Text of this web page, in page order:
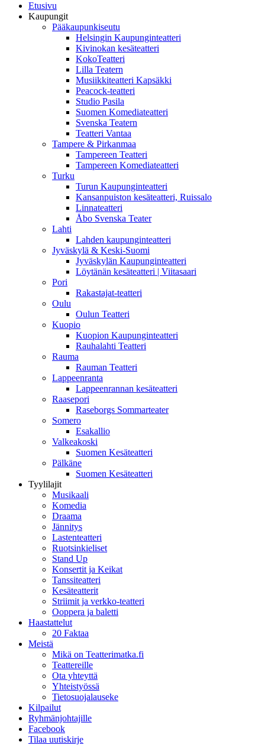
Etusivu
Kaupungit
Pääkaupunkiseutu
Helsingin Kaupunginteatteri
Kivinokan kesäteatteri
KokoTeatteri
Lilla Teatern
Musiikkiteatteri Kapsäkki
Peacock-teatteri
Studio Pasila
Suomen Komediateatteri
Svenska Teatern
Teatteri Vantaa
Tampere & Pirkanmaa
Tampereen Teatteri
Tampereen Komediateatteri
Turku
Turun Kaupunginteatteri
Kansanpuiston kesäteatteri, Ruissalo
Linnateatteri
Åbo Svenska Teater
Lahti
Lahden kaupunginteatteri
Jyväskylä & Keski-Suomi
Jyväskylän Kaupunginteatteri
Löytänän kesäteatteri | Viitasaari
Pori
Rakastajat-teatteri
Oulu
Oulun Teatteri
Kuopio
Kuopion Kaupunginteatteri
Rauhalahti Teatteri
Rauma
Rauman Teatteri
Lappeenranta
Lappeenrannan kesäteatteri
Raasepori
Raseborgs Sommarteater
Somero
Esakallio
Valkeakoski
Suomen Kesäteatteri
Pälkäne
Suomen Kesäteatteri
Tyylilajit
Musikaali
Komedia
Draama
Jännitys
Lastenteatteri
Ruotsinkieliset
Stand Up
Konsertit ja Keikat
Tanssiteatteri
Kesäteatterit
Striimit ja verkko-teatteri
Ooppera ja baletti
Haastattelut
20 Faktaa
Meistä
Mikä on Teatterimatka.fi
Teattereille
Ota yhteyttä
Yhteistyössä
Tietosuojalauseke
Kilpailut
Ryhmänjohtajille
Facebook
Tilaa uutiskirje